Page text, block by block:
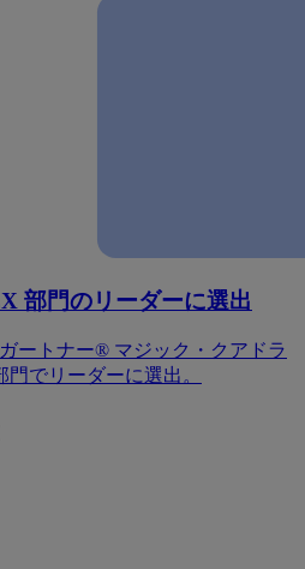
部門のリーダーに選出
ガートナー® マジック・クアドラ
でリーダーに選出。